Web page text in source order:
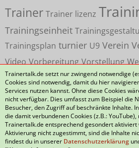
Trainer Trainer lizenz
Trainingseinheit
Trainingsplan turnier U9 Verein
Video Vorbereitung Vorstellung
Datenschutzerklärung Kontakt
Nutzungsbedingungen Häufig
Trainertalk.de setzt nur zwingend notwendige
Cookies sind notwendig, damit du hier
Services nutzen kannst. Ohne diese Cookies
nicht verfügbar. Dies umfasst zum Beispiel die
Besucher, den Zugriff auf beschränkte Inhalte.
die damit verbundenen Cookies (z.B.:
Trainertalk.de entsprechend gesondert aktiviert
Aktivierung nicht zugestimmt, sind die Inhalte
findest du in unserer Datenschutzerklärung